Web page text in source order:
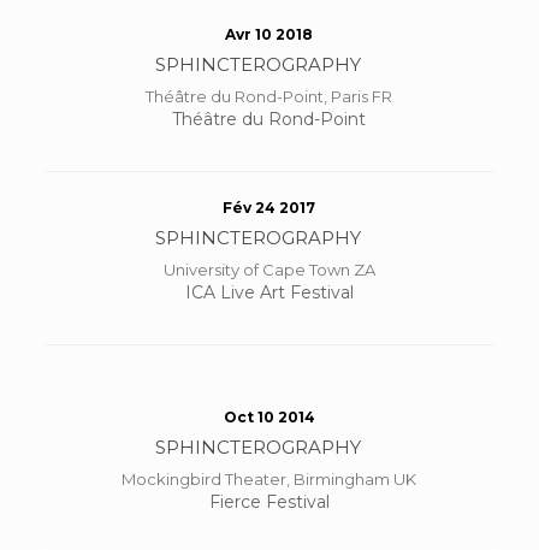
Avr 10 2018
SPHINCTEROGRAPHY
Théâtre du Rond-Point, Paris FR
Théâtre du Rond-Point
Fév 24 2017
SPHINCTEROGRAPHY
University of Cape Town ZA
ICA Live Art Festival
Oct 10 2014
SPHINCTEROGRAPHY
Mockingbird Theater, Birmingham UK
Fierce Festival